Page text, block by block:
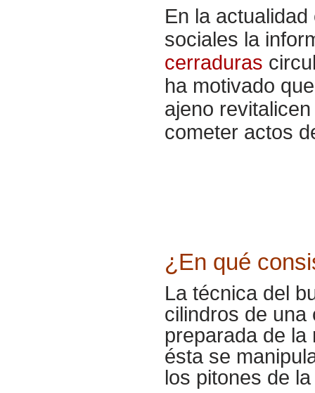
En la
sociales la
cerraduras
ha motivado
ajeno
cometer actos
¿En qué
La técnica del
cilindros de una
preparada de
ésta se
los pitones de